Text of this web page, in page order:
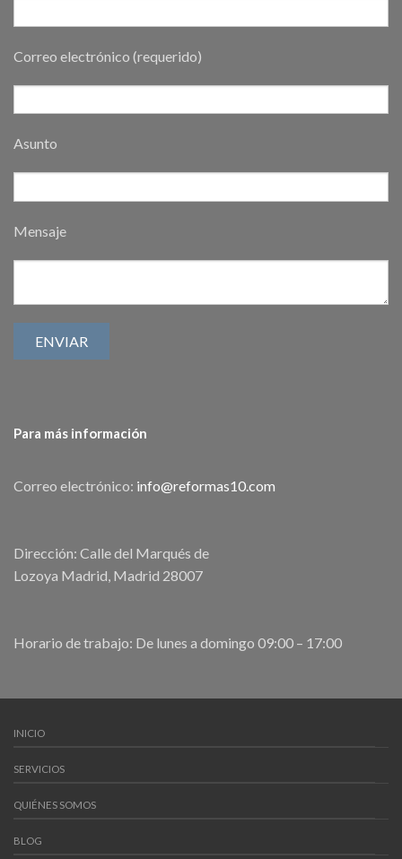
Correo electrónico (requerido)
Asunto
Mensaje
Para más información
Correo electrónico: info@reformas10.com
Dirección: Calle del Marqués de
Lozoya Madrid, Madrid 28007
Horario de trabajo: De lunes a domingo 09:00 – 17:00
INICIO
SERVICIOS
QUIÉNES SOMOS
BLOG